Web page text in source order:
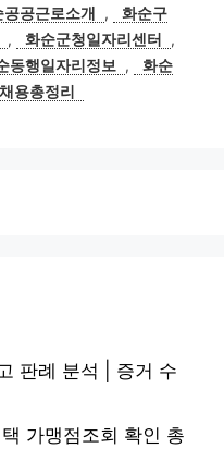
공공근로소개 ,
화순구
, 화순군청일자리센터
,
동행일자리정보 ,
화순
용총정리
판례 분석 | 증거 수
가맹점조회 확인 총